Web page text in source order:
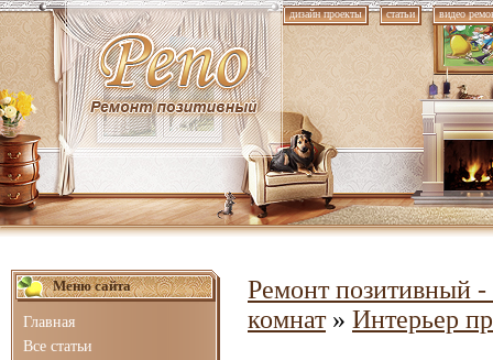
дизайн проекты статьи видео
Меню сайта
Главная
Все статьи
Ремонт позитивный -
комнат» Интерьер